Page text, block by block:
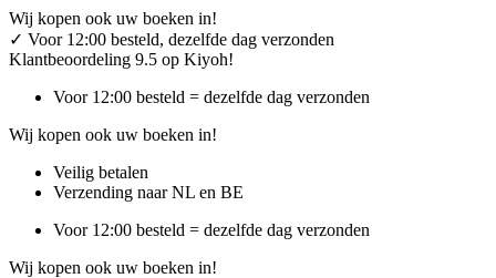
Ga
naar
de
Wij kopen ook uw boeken in!
✓ Voor 12:00 besteld, dezelfde dag verzonden
Klantbeoordeling 9.5 op Kiyoh!
Voor 12:00 besteld = dezelfde dag verzonden
Wij kopen ook uw boeken in!
Veilig betalen
Verzending naar NL en BE
Voor 12:00 besteld = dezelfde dag verzonden
Wij kopen ook uw boeken in!